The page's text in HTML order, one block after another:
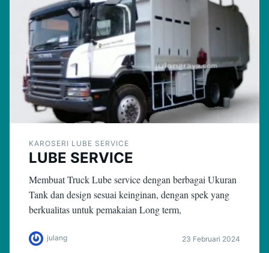
KAROSERI LUBE SERVICE
LUBE SERVICE
Membuat Truck Lube service dengan berbagai Ukuran
Tank dan design sesuai keinginan, dengan spek yang
berkualitas untuk pemakaian Long term,
julang 23 Februari 2024